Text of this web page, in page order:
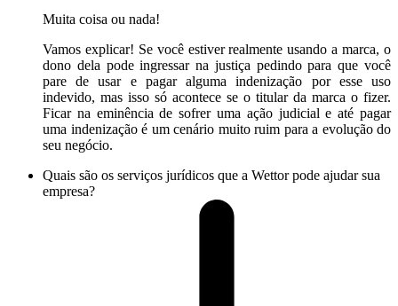
Muita coisa ou nada!
Vamos explicar! Se você estiver realmente usando a marca, o
dono dela pode ingressar na justiça pedindo para que você
pare de usar e pagar alguma indenização por esse uso
indevido, mas isso só acontece se o titular da marca o fizer.
Ficar na eminência de sofrer uma ação judicial e até pagar
uma indenização é um cenário muito ruim para a evolução do
seu negócio.
Quais são os serviços jurídicos que a Wettor pode ajudar sua
empresa?